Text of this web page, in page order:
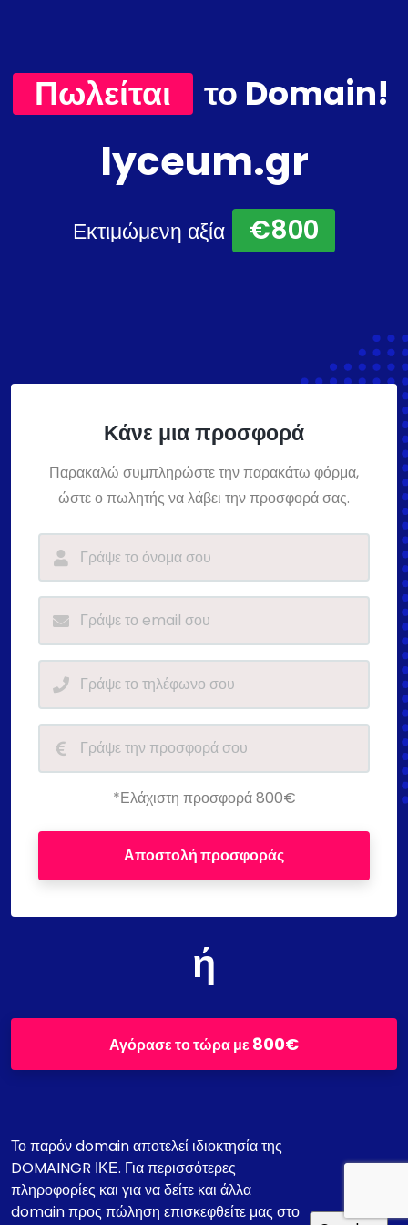
Πωλείται το Domain!
lyceum.gr
Εκτιμώμενη αξία €800
Κάνε μια προσφορά
Παρακαλώ συμπληρώστε την παρακάτω φόρμα,
ώστε ο πωλητής να λάβει την προσφορά σας.
*Ελάχιστη προσφορά 800€
Αποστολή προσφοράς
ή
Αγόρασε το τώρα με800€
Το παρόν domain αποτελεί ιδιοκτησία της
DOMAINGR ΙΚΕ. Για περισσότερες
πληροφορίες και για να δείτε και άλλα
domain προς πώληση επισκεφθείτε μας στο